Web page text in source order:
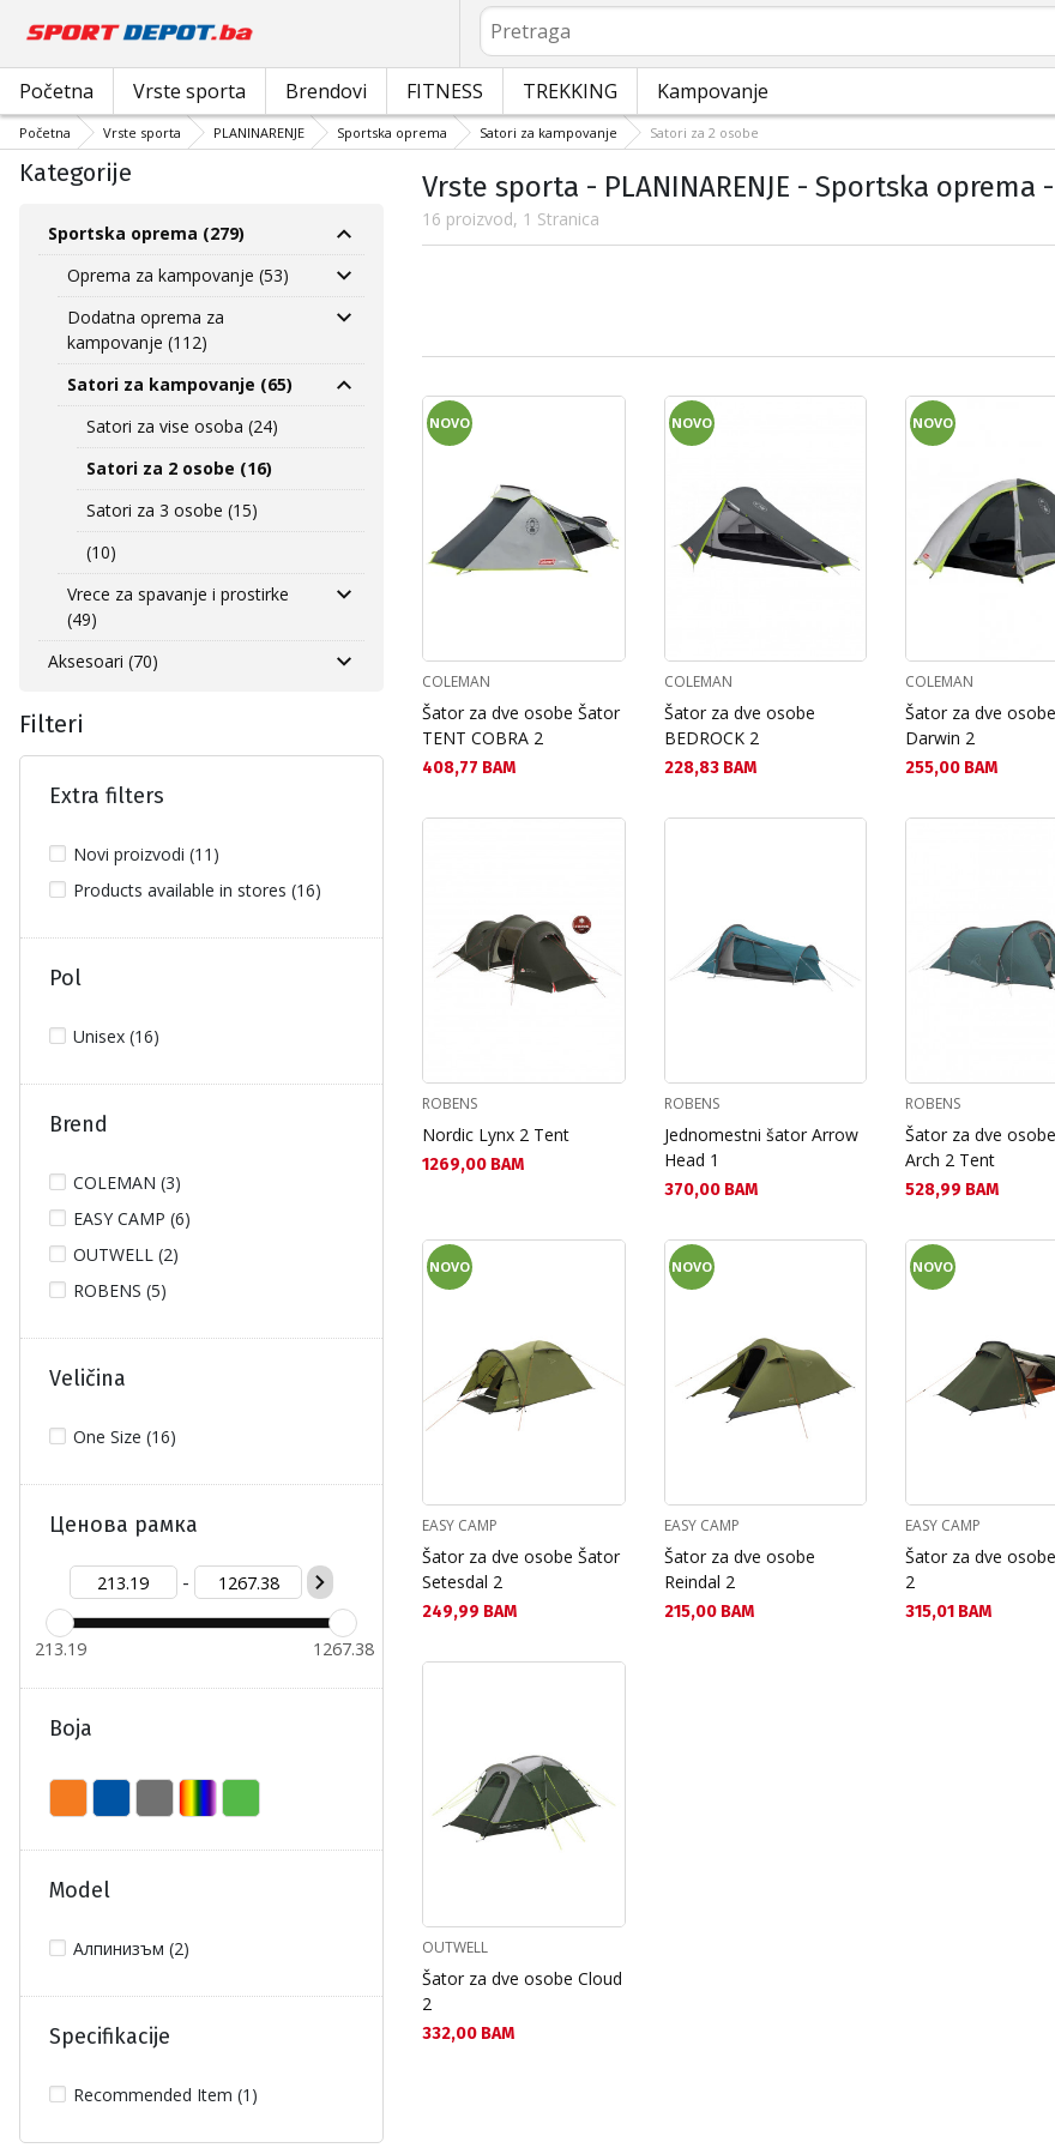
Pretraga
Početna Vrste sporta Brendovi FITNESS TREKKING Kampovanje
Početna Vrste sporta PLANINARENJE Sportska oprema Satori za kampovanje Satori za 2 osobe
Kategorije
Sportska oprema (279)
Oprema za kampovanje (53)
Dodatna oprema za
kampovanje (112)
Satori za kampovanje (65)
Satori za vise osoba (24)
Satori za 2 osobe (16)
Satori za 3 osobe (15)
(10)
Vrece za spavanje i prostirke
(49)
Aksesoari (70)
Filteri
Extra filters
Novi proizvodi (11)
Products available in stores (16)
Pol
Unisex (16)
Brend
COLEMAN (3)
EASY CAMP (6)
OUTWELL (2)
ROBENS (5)
Veličina
One Size (16)
Ценова рамка
-
213.19 1267.38
Boja
Model
Алпинизъм (2)
Specifikacije
Recommended Item (1)
Vrste sporta - PLANINARENJE - Sportska
16 proizvod, 1 Stranica
NOVO
COLEMAN
Šator za dve osobe Šator
TENT COBRA 2
Текуща цена:
408,77 BAM
NOVO
COLEMAN
Šator za dve osobe
BEDROCK 2
Текуща цена:
228,83 BAM
NOVO
COLEMAN
Šator za dve osobe
Darwin 2
Текуща цена:
255,00 BAM
ROBENS
Nordic Lynx 2 Tent
Текуща цена:
1269,00 BAM
ROBENS
Jednomestni šator Arrow
Head 1
Текуща цена:
370,00 BAM
ROBENS
Šator za dve
Arch 2 Tent
Текуща цена:
528,99 BAM
NOVO
EASY CAMP
Šator za dve osobe Šator
Setesdal 2
Текуща цена:
249,99 BAM
NOVO
EASY CAMP
Šator za dve osobe
Reindal 2
Текуща цена:
215,00 BAM
NOVO
EASY CAMP
Šator za dve
2
Текуща цена:
315,01 BAM
OUTWELL
Šator za dve osobe Cloud
2
Текуща цена:
332,00 BAM